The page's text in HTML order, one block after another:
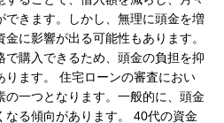
できます。しかし、無理に頭金を増
に影響が出る可能性もあります。
購入できるため、頭金の負担を抑
ります。 住宅ローンの審査におい
一つとなります。一般的に、頭金
なる傾向があります。 40代の資金